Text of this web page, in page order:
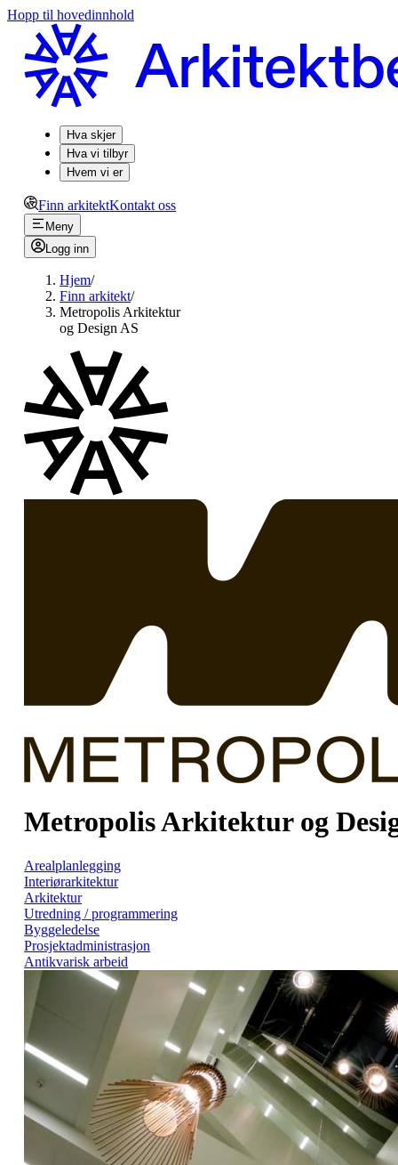
Hopp til hovedinnhold
Hva skjer
Hva vi tilbyr
Hvem vi er
Finn arkitektKontakt oss
Meny
Logg inn
Hjem/
Finn arkitekt/
Metropolis Arkitektur
og Design AS
Metropolis Arkitektur og
Arealplanlegging
Interiørarkitektur
Arkitektur
Utredning / programmering
Byggeledelse
Prosjektadministrasjon
Antikvarisk arbeid